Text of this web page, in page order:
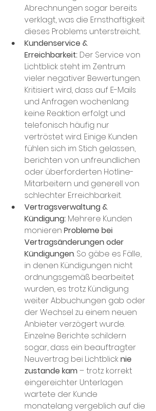
Abrechnungen sogar bereits
verklagt, was die Ernsthaftigkeit
dieses Problems unterstreicht​..
Kundenservice &
Erreichbarkeit: Der Service von
Lichtblick steht im Zentrum
vieler negativer Bewertungen.
Kritisiert wird, dass auf E-Mails
und Anfragen wochenlang
keine Reaktion erfolgt und
telefonisch häufig nur
vertröstet wird​. Einige Kunden
fühlen sich im Stich gelassen,
berichten von unfreundlichen
oder überforderten Hotline-
Mitarbeitern und generell von
schlechter Erreichbarkeit.
Vertragsverwaltung &
Kündigung: Mehrere Kunden
monieren Probleme bei
Vertragsänderungen oder
Kündigungen. So gäbe es Fälle,
in denen Kündigungen nicht
ordnungsgemäß bearbeitet
wurden, es trotz Kündigung
weiter Abbuchungen gab oder
der Wechsel zu einem neuen
Anbieter verzögert wurde​.
Einzelne Berichte schildern
sogar, dass ein beauftragter
Neuvertrag bei Lichtblick nie
zustande kam – trotz korrekt
eingereichter Unterlagen
wartete der Kunde
monatelang vergeblich auf die